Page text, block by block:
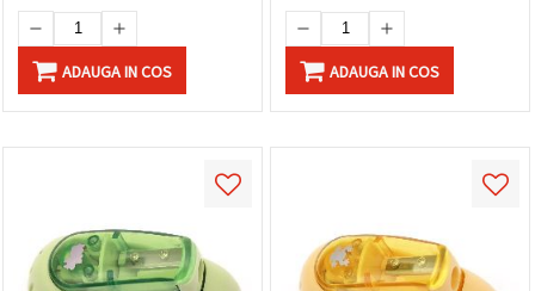
ADAUGA IN COS ADAUGA IN COS